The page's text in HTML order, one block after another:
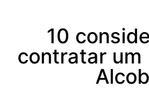
10
contratar um